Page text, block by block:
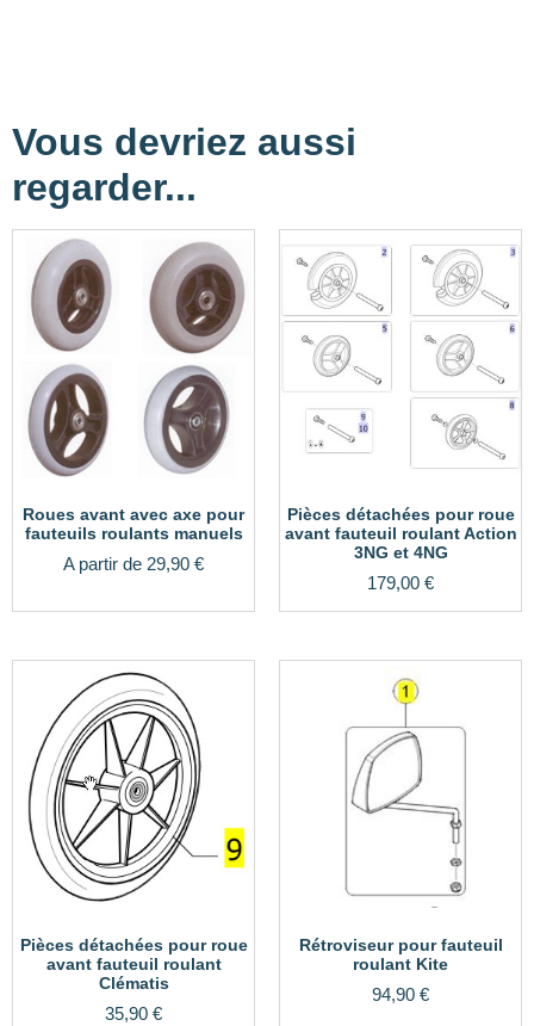
Vous devriez aussi
regarder...
Roues avant avec axe pour
fauteuils roulants manuels
A partir de 29,90 €
Pièces détachées pour roue
avant fauteuil roulant Action
3NG et 4NG
179,00 €
Pièces détachées pour roue
avant fauteuil roulant
Clématis
35,90 €
Rétroviseur pour fauteuil
roulant Kite
94,90 €